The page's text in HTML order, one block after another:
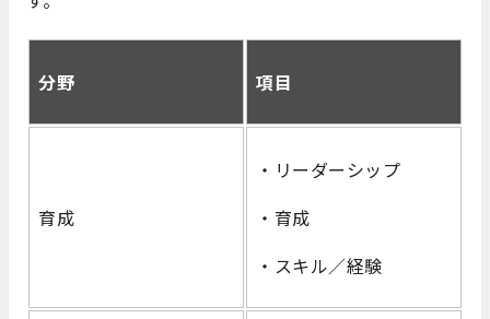
分野 項目
育成
・リーダーシップ
・育成
・スキル／経験